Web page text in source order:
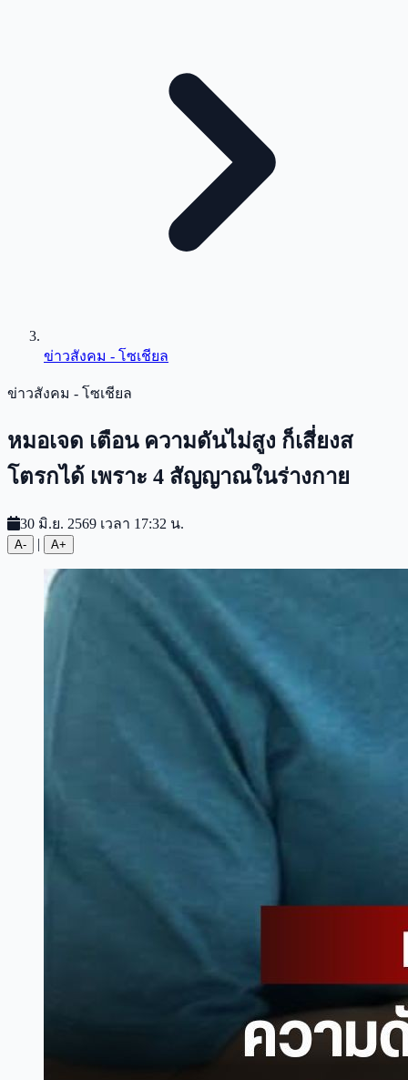
ข่าวสังคม - โซเชียล
ข่าวสังคม - โซเชียล
หมอเจด เตือน ความดันไม่สูง ก็เสี่ยงส
โตรกได้ เพราะ 4 สัญญาณในร่างกาย
30 มิ.ย. 2569 เวลา 17:32 น.
A- | A+